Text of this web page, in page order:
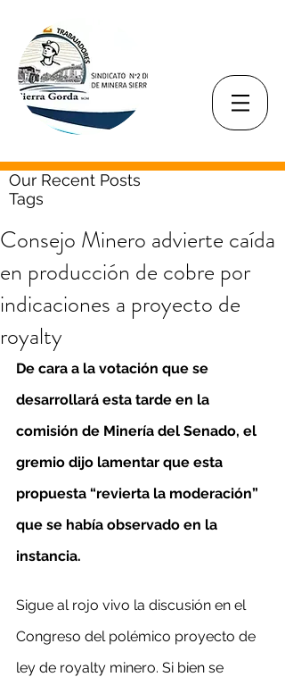
Our Recent Posts
Tags
Consejo Minero advierte caída
en producción de cobre por
indicaciones a proyecto de
royalty
De cara a la votación que se
desarrollará esta tarde en la
comisión de Minería del Senado, el
gremio dijo lamentar que esta
propuesta “revierta la moderación”
que se había observado en la
instancia.
Sigue al rojo vivo la discusión en el
Congreso del polémico proyecto de
ley de royalty minero. Si bien se